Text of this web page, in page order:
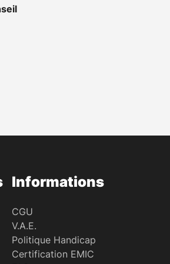
Informations
CGU
V.A.E.
Politique Handicap
Certification EMIC